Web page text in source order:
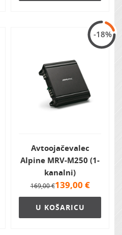
-18%
Avtoojačevalec
Alpine MRV-M250 (1-
kanalni)
169,00 €139,00 €
U KOŠARICU